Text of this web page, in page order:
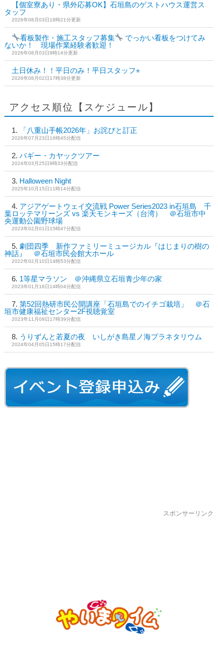
【個室寮あり・県外応募OK】石垣島のゲストハウス運営ス
タッフ
2026年08月03日18時21分更新
看板製作・施工スタッフ募集
でっかい看板をつけてみ
ないか！ 現場作業経験者歓迎！
2026年08月03日9時14分更新
土日休み！！平日のみ！平日スタッフ⭐︎
2026年08月02日17時38分更新
アクセス順位【スケジュール】
「八重山手帳2026年」お詫びと訂正
2026年07月23日16時45分配信
バギー・カヤックツアー
2024年03月25日9時33分配信
Halloween Night
2025年10月15日11時14分配信
アジアゲートウェイ交流戦 Power Series2023 in石垣島 千
葉ロッテマリーンズ vs 楽天モンキーズ（台湾） ＠石垣市中
央運動公園野球場
2023年02月01日15時47分配信
劇団四季 新作ファミリーミュージカル『はじまりの樹の
神話』 ＠石垣市民会館大ホール
2022年02月10日14時53分配信
1等星マラソン ＠沖縄県立石垣青少年の家
2023年01月16日14時04分配信
第52回熱研市民公開講座「石垣島でのイチゴ栽培」 ＠石
垣市健康福祉センター2F視聴覚室
2023年11月09日17時39分配信
うりずんと若夏の夜 いしがき島星ノ海プラネタリウム
2024年04月05日15時17分配信
スポンサーリンク